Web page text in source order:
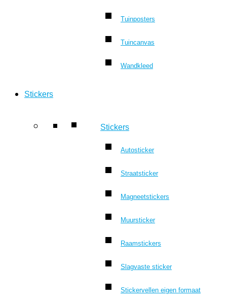
Tuinposters
Tuincanvas
Wandkleed
Stickers
Stickers
Autosticker
Straatsticker
Magneetstickers
Muursticker
Raamstickers
Slagvaste sticker
Stickervellen eigen formaat